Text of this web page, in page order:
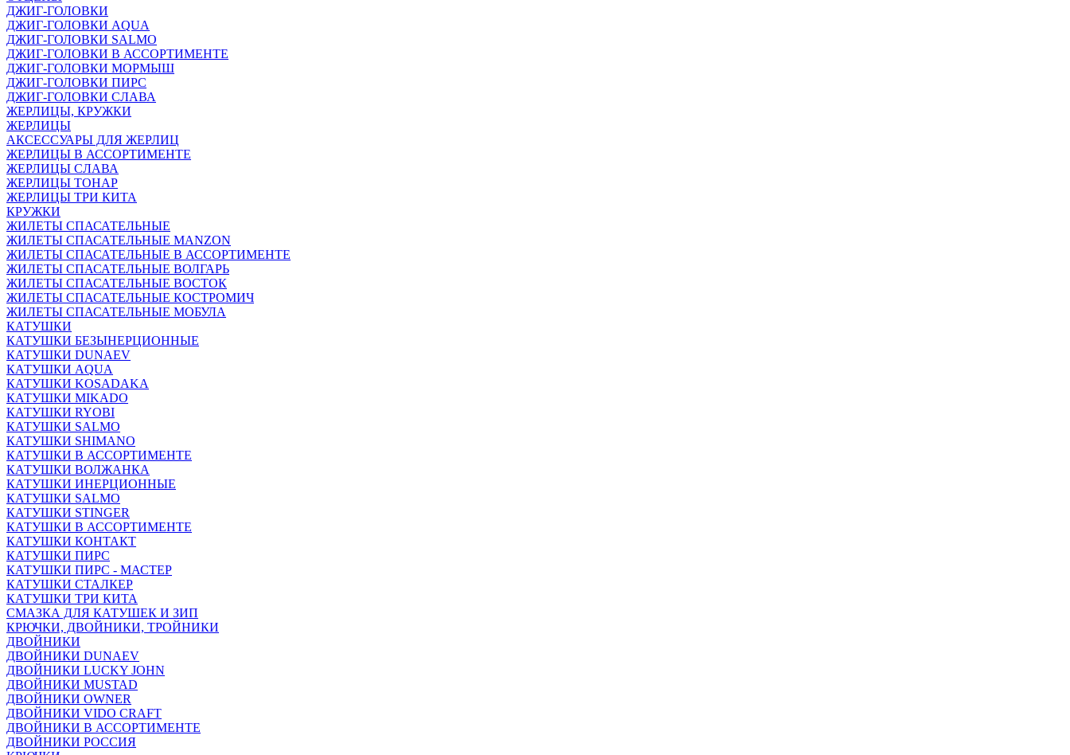
ДЖИГ-ГОЛОВКИ
ДЖИГ-ГОЛОВКИ AQUA
ДЖИГ-ГОЛОВКИ SALMO
ДЖИГ-ГОЛОВКИ В АССОРТИМЕНТЕ
ДЖИГ-ГОЛОВКИ МОРМЫШ
ДЖИГ-ГОЛОВКИ ПИРС
ДЖИГ-ГОЛОВКИ СЛАВА
ЖЕРЛИЦЫ, КРУЖКИ
ЖЕРЛИЦЫ
АКСЕССУАРЫ ДЛЯ ЖЕРЛИЦ
ЖЕРЛИЦЫ В АССОРТИМЕНТЕ
ЖЕРЛИЦЫ СЛАВА
ЖЕРЛИЦЫ ТОНАР
ЖЕРЛИЦЫ ТРИ КИТА
КРУЖКИ
ЖИЛЕТЫ СПАСАТЕЛЬНЫЕ
ЖИЛЕТЫ СПАСАТЕЛЬНЫЕ MANZON
ЖИЛЕТЫ СПАСАТЕЛЬНЫЕ В АССОРТИМЕНТЕ
ЖИЛЕТЫ СПАСАТЕЛЬНЫЕ ВОЛГАРЬ
ЖИЛЕТЫ СПАСАТЕЛЬНЫЕ ВОСТОК
ЖИЛЕТЫ СПАСАТЕЛЬНЫЕ КОСТРОМИЧ
ЖИЛЕТЫ СПАСАТЕЛЬНЫЕ МОБУЛА
КАТУШКИ
КАТУШКИ БЕЗЫНЕРЦИОННЫЕ
КАТУШКИ DUNAEV
КАТУШКИ AQUA
КАТУШКИ KOSADAKA
КАТУШКИ MIKADO
КАТУШКИ RYOBI
КАТУШКИ SALMO
КАТУШКИ SHIMANO
КАТУШКИ В АССОРТИМЕНТЕ
КАТУШКИ ВОЛЖАНКА
КАТУШКИ ИНЕРЦИОННЫЕ
КАТУШКИ SALMO
КАТУШКИ STINGER
КАТУШКИ В АССОРТИМЕНТЕ
КАТУШКИ КОНТАКТ
КАТУШКИ ПИРС
КАТУШКИ ПИРС - МАСТЕР
КАТУШКИ СТАЛКЕР
КАТУШКИ ТРИ КИТА
СМАЗКА ДЛЯ КАТУШЕК И ЗИП
КРЮЧКИ, ДВОЙНИКИ, ТРОЙНИКИ
ДВОЙНИКИ
ДВОЙНИКИ DUNAEV
ДВОЙНИКИ LUCKY JOHN
ДВОЙНИКИ MUSTAD
ДВОЙНИКИ OWNER
ДВОЙНИКИ VIDO CRAFT
ДВОЙНИКИ В АССОРТИМЕНТЕ
ДВОЙНИКИ РОССИЯ